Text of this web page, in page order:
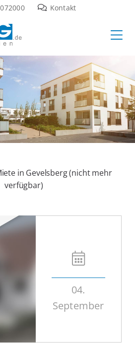
Kontakt
in Gevelsberg (nicht mehr
verfügbar)
04.
September